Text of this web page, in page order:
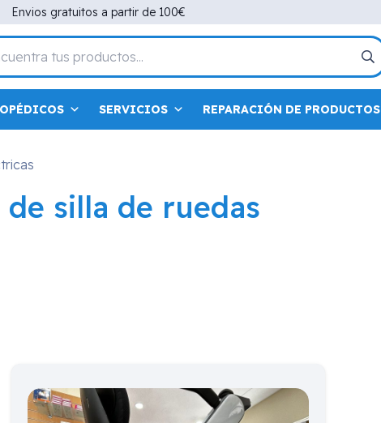
Envios gratuitos a partir de 100€
SERVICIOS REPARACIÓN DE PRODUCTOS
silla de ruedas